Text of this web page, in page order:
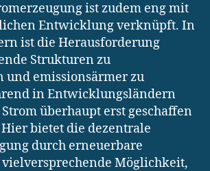
ist zudem eng mit
Entwicklung verknüpft. In
ist die Herausforderung
Strukturen zu
und emissionsärmer zu
in Entwicklungsländern
überhaupt erst geschaffen
bietet die dezentrale
durch erneuerbare
Möglichkeit,